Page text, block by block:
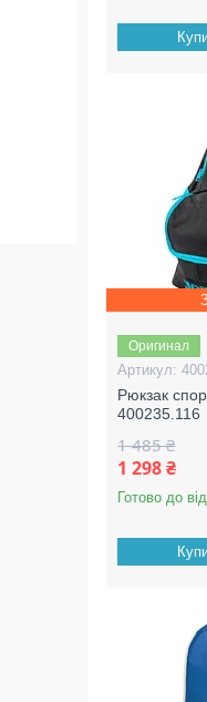
Оригинал
Рюкзак
400235.116
1 485 ₴
1 298 ₴
Готово до